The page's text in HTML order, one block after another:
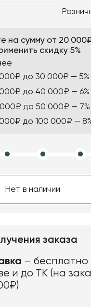
на сумму от 20
скидку 5%
до 30 000₽ — 5%
до 40 000₽ — 6%
до 50 000₽ — 7%
до 100 000₽ —
Нет в наличии
заказа
– бесплатно
и до ТК (на